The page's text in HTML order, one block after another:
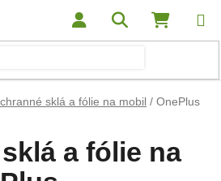
Hľadať
sklá a fólie na mobil / OnePlus
a fólie na